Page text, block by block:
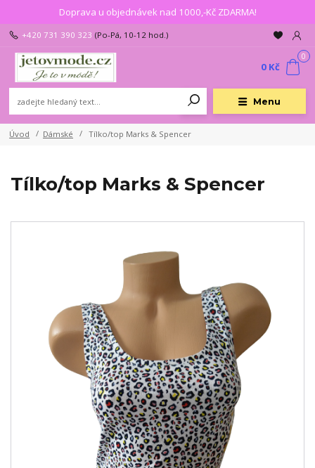
Doprava u objednávek nad 1000,-Kč ZDARMA!
Menu
+420 731 390 323 (Po-Pá, 10-12 hod.)
0
0 Kč
Úvod Dámské Tílko/top Marks & Spencer
Tílko/top Marks & Spencer